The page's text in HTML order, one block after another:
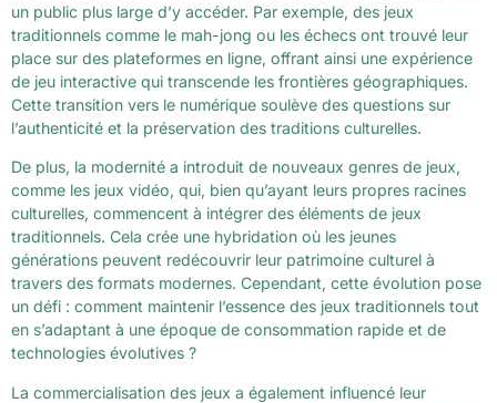
un public plus large d’y accéder. Par exemple, des jeux
traditionnels comme le mah-jong ou les échecs ont trouvé leur
place sur des plateformes en ligne, offrant ainsi une expérience
de jeu interactive qui transcende les frontières géographiques.
Cette transition vers le numérique soulève des questions sur
l’authenticité et la préservation des traditions culturelles.
De plus, la modernité a introduit de nouveaux genres de jeux,
comme les jeux vidéo, qui, bien qu’ayant leurs propres racines
culturelles, commencent à intégrer des éléments de jeux
traditionnels. Cela crée une hybridation où les jeunes
générations peuvent redécouvrir leur patrimoine culturel à
travers des formats modernes. Cependant, cette évolution pose
un défi : comment maintenir l’essence des jeux traditionnels tout
en s’adaptant à une époque de consommation rapide et de
technologies évolutives ?
La commercialisation des jeux a également influencé leur